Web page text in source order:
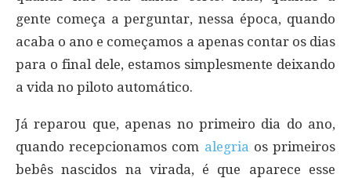
gente começa a perguntar, nessa época, quando
acaba o ano e começamos a apenas contar os dias
para o final dele, estamos simplesmente deixando
a vida no piloto automático.
Já reparou que, apenas no primeiro dia do ano,
quando recepcionamos com alegria os primeiros
bebês nascidos na virada, é que aparece esse